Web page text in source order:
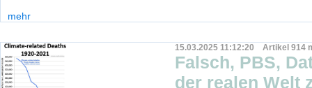
mehr
15.03.2025 11:12:20 Artikel 914
Falsch, PBS,
der realen Welt